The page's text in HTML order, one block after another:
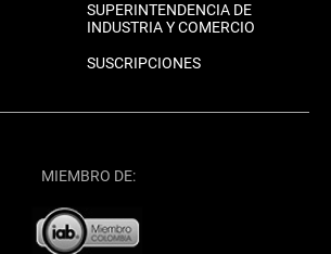
SUPERINTENDENCIA DE
INDUSTRIA Y COMERCIO
SUSCRIPCIONES
MIEMBRO DE: